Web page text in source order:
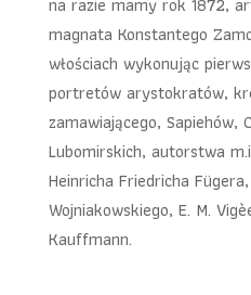
magnata Konstantego
włościach wykonując
portretów arystokratów,
zamawiającego, Sapiehów,
Lubomirskich, autorstwa
Heinricha Friedricha
Wojniakowskiego, E. M.
Kauffmann.